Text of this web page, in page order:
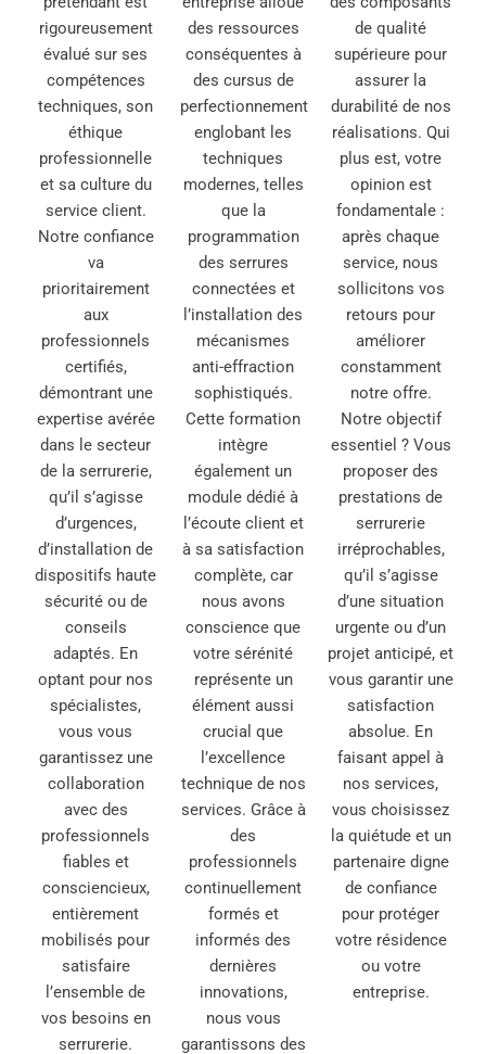
rigoureusement
évalué sur ses
compétences
techniques, son
éthique
professionnelle
et sa culture du
service client.
Notre confiance
va
prioritairement
aux
professionnels
certifiés,
démontrant une
expertise avérée
dans le secteur
de la serrurerie,
qu’il s’agisse
d’urgences,
d’installation de
dispositifs haute
sécurité ou de
conseils
adaptés. En
optant pour nos
spécialistes,
vous vous
garantissez une
collaboration
avec des
professionnels
fiables et
consciencieux,
entièrement
mobilisés pour
satisfaire
l’ensemble de
vos besoins en
serrurerie.
des ressources
conséquentes à
des cursus de
perfectionnement
englobant les
techniques
modernes, telles
que la
programmation
des serrures
connectées et
l’installation des
mécanismes
anti-effraction
sophistiqués.
Cette formation
intègre
également un
module dédié à
l’écoute client et
à sa satisfaction
complète, car
nous avons
conscience que
votre sérénité
représente un
élément aussi
crucial que
l’excellence
technique de nos
services. Grâce à
des
professionnels
continuellement
formés et
informés des
dernières
innovations,
nous vous
garantissons des
de qualité
supérieure pour
assurer la
durabilité de nos
réalisations. Qui
plus est, votre
opinion est
fondamentale :
après chaque
service, nous
sollicitons vos
retours pour
améliorer
constamment
notre offre.
Notre objectif
essentiel ? Vous
proposer des
prestations de
serrurerie
irréprochables,
qu’il s’agisse
d’une situation
urgente ou d’un
projet anticipé, et
vous garantir une
satisfaction
absolue. En
faisant appel à
nos services,
vous choisissez
la quiétude et un
partenaire digne
de confiance
pour protéger
votre résidence
ou votre
entreprise.